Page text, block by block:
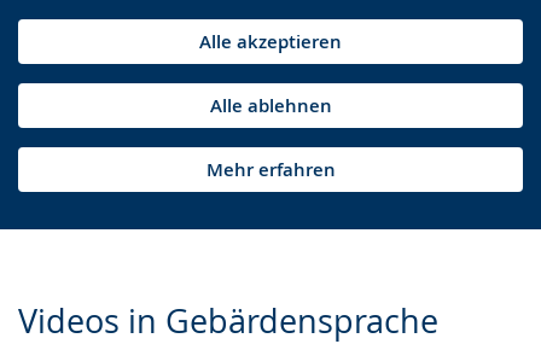
Alle akzeptieren
Alle ablehnen
Mehr erfahren
Videos in Gebärdensprache